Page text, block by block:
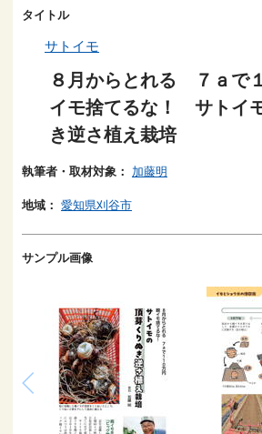
タイトル
サトイモ
８月からとれる ７ａで
イモ捨てるな！ サトイ
き逆さ植え栽培
執筆者・取材対象： 加藤明
地域： 愛知県刈谷市
サンプル画像